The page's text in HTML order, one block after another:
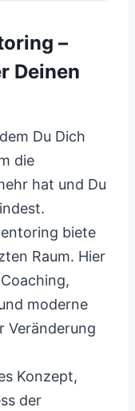
–
Deinen
Du Dich
die
hat und Du
biete
Raum. Hier
moderne
Veränderung
Konzept,
der